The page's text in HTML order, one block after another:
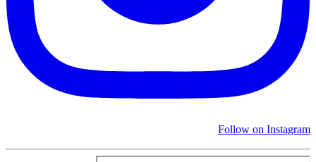
Follow on Instagram